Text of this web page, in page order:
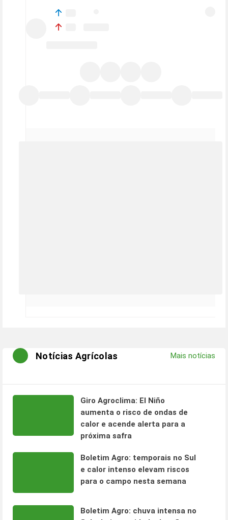
Notícias Agrícolas Mais notícias
Giro Agroclima: El Niño
aumenta o risco de ondas de
calor e acende alerta para a
próxima safra
Boletim Agro: temporais no Sul
e calor intenso elevam riscos
para o campo nesta semana
Boletim Agro: chuva intensa no